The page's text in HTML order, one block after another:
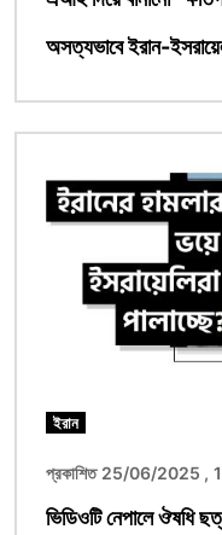
অসত্যভাবে ইরান-
ইরান
প্রকাশিত 25/06/2025 ,
ভিডিওটি নেপালে ঔষধি